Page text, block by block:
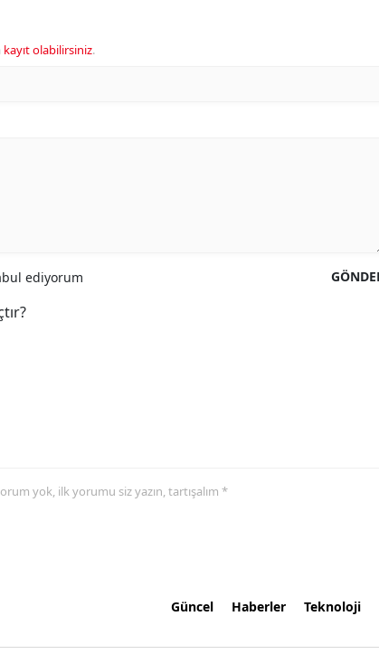
kayıt olabilirsiniz.
ediyorum
yok, ilk yorumu siz yazın, tartışalım *
Güncel Haberler Teknoloji